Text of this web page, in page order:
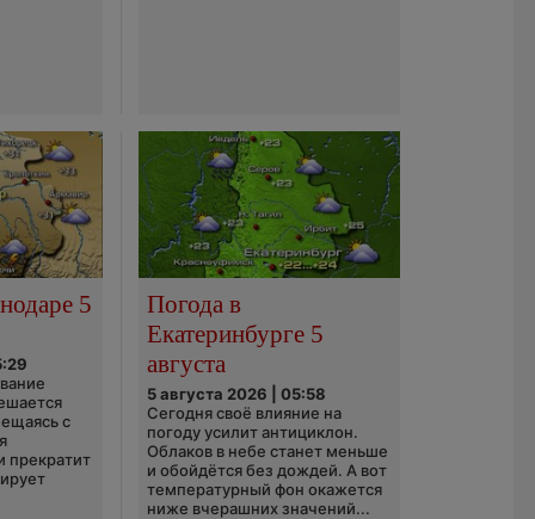
5
с
прекратит
Погода в
Екатеринбурге 5
августа
5 августа 2026 | 05:58
Сегодня своё влияние на
погоду усилит антициклон.
Облаков в небе станет меньше
и обойдётся без дождей. А вот
температурный фон окажется
ниже вчерашних значений...